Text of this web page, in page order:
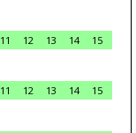
11 12 13 14
15
11 12 13 14
15